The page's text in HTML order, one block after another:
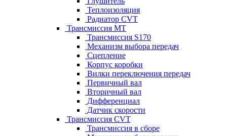
Теплоизоляция
Радиатор CVT
Трансмиссия MT
Трансмиссия S170
Механизм выбора передач
Сцепление
Корпус коробки
Вилки переключения передач
Первичный вал
Вторичный вал
Дифференциал
Датчик скорости
Трансмиссия CVT
Трансмиссия в сборе